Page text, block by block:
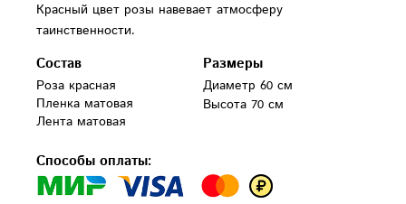
Красный цвет розы навевает атмосферу
таинственности.
Состав
Роза красная
Пленка матовая
Лента матовая
Размеры
Диаметр 60 см
Высота 70 см
Способы оплаты: